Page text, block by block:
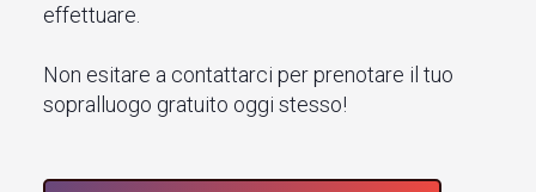
effettuare.
Non esitare a contattarci per prenotare il tuo
sopralluogo gratuito oggi stesso!